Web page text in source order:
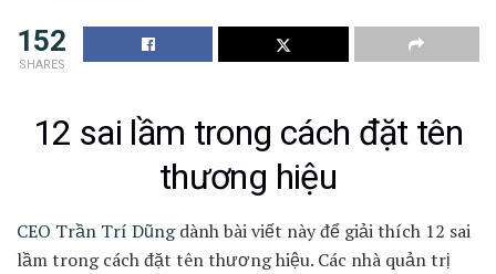
152
SHARES
12 sai lầm trong cách đặt tên
thương hiệu
CEO Trần Trí Dũngdành bài viết này để giải thích 12 sai
lầm trong cách đặt tên thương hiệu. Các nhà quản trị